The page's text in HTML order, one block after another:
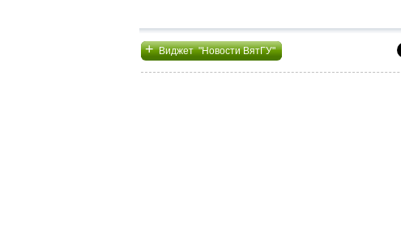
+Виджет "Новости ВятГУ"